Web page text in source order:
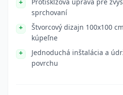
sprchovaní
Štvorcový dizajn 100x100
kúpeľne
Jednoduchá inštalácia a
povrchu